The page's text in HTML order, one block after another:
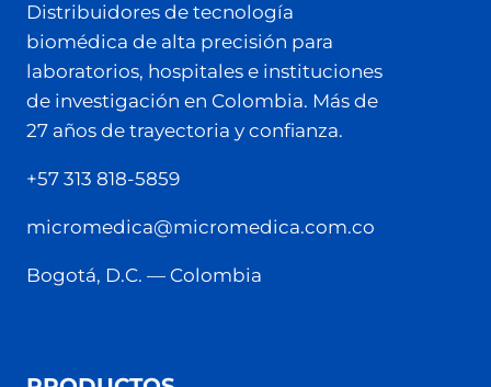
Distribuidores de tecnología
biomédica de alta precisión para
laboratorios, hospitales e instituciones
de investigación en Colombia. Más de
27 años de trayectoria y confianza.
+57 313 818-5859
micromedica@micromedica.com.co
Bogotá, D.C. — Colombia